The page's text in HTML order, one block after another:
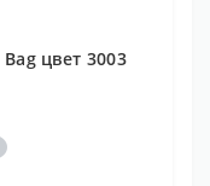
цвет 3003